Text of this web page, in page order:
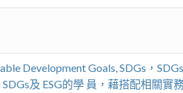
Development Goals, SDGs，
及 ESG的學 員，藉搭配相關